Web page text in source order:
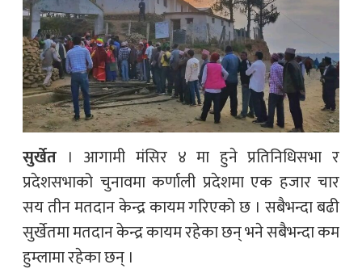
सुर्खेत । आगामी मंसिर ४ मा हुने प्रतिनिधिसभा र
प्रदेशसभाको चुनावमा कर्णाली प्रदेशमा एक हजार चार
सय तीन मतदान केन्द्र कायम गरिएको छ । सबैभन्दा बढी
सुर्खेतमा मतदान केन्द्र कायम रहेका छन् भने सबैभन्दा कम
हुम्लामा रहेका छन् ।